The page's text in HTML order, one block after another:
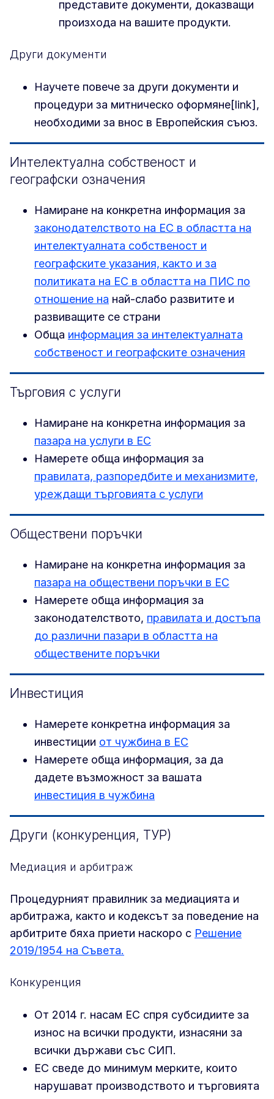
представите документи, доказващи
произхода на вашите продукти.
Други документи
Научете повече за други документи и
процедури за митническо оформяне[link],
необходими за внос в Европейския съюз.
Интелектуална собственост и
географски означения
Намиране на конкретна информация за
законодателството на ЕС в областта на
интелектуалната собственост и
географските указания, както и за
политиката на ЕС в областта на ПИС по
отношение на най-слабо развитите и
развиващите се страни
Обща информация за интелектуалната
собственост и географските означения
Търговия с услуги
Намиране на конкретна информация за
пазара на услуги в ЕС
Намерете обща информация за
правилата, разпоредбите и механизмите,
уреждащи търговията с услуги
Обществени поръчки
Намиране на конкретна информация за
пазара на обществени поръчки в ЕС
Намерете обща информация за
законодателството, правилата и достъпа
до различни пазари в областта на
обществените поръчки
Инвестиция
Намерете конкретна информация за
инвестиции от чужбина в ЕС
Намерете обща информация, за да
дадете възможност за вашата
инвестиция в чужбина
Други (конкуренция, ТУР)
Медиация и арбитраж
Процедурният правилник за медиацията и
арбитража, както и кодексът за поведение на
арбитрите бяха приети наскоро с Решение
2019/1954 на Съвета.
Конкуренция
От 2014 г. насам ЕС спря субсидиите за
износ на всички продукти, изнасяни за
всички държави със СИП.
ЕС сведе до минимум мерките, които
нарушават производството и търговията